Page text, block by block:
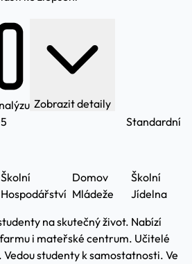
Zobrazit detaily
Standardní
Školní
Hospodářství
Domov
Mládeže
Školní
Jídelna
na skutečný život. Nabízí
i mateřské centrum. Učitelé
studenty k samostatnosti. Ve